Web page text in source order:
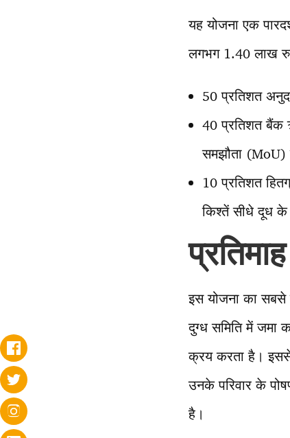
यह योजना एक
लगभग 1.40 लाख
50 प्रतिशत
40 प्रतिशत बैंक
समझौता (MoU)
10 प्रतिशत
किश्तें सीधे दूध के
इस योजना का सबसे
दुग्ध समिति में जमा
क्रय करता है।
उनके परिवार के
है।